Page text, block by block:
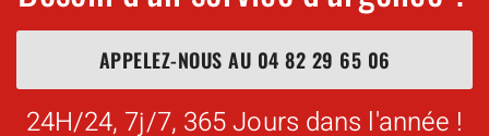
APPELEZ-NOUS AU 04 82 29 65 06
24H/24, 7j/7, 365 Jours dans l'année !